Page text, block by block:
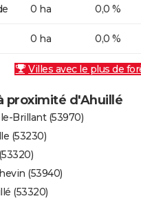
0 ha 0,0 %
0 ha 0,0 %
Villes avec le plus de
proximité d'Ahuillé
Brillant (53970)
(53230)
(53940)
(53320)